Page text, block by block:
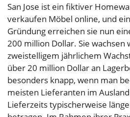
San Jose ist ein fiktiver
verkaufen Möbel online, und
Gründung erreichen sie nun
200 million Dollar. Sie
zweistelligem jährlichem
über 20 million Dollar an
besonders knapp, wenn man
meisten Lieferanten im
Lieferzeits typischerweise